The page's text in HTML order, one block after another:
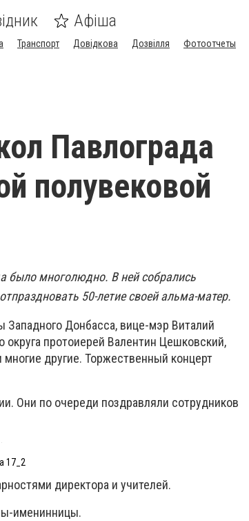
Афіша
Транспорт Довідкова Дозвілля Фотоотчеты
Павлограда
полувековой
было многолюдно. В ней собрались
50-летие своей альма-матер.
Западного Донбасса, вице-мэр Виталий
округа протоиерей Валентин Цешковский,
другие. Торжественный концерт
Они по очереди поздравляли сотрудников
17_2
директора и учителей.
именинницы.